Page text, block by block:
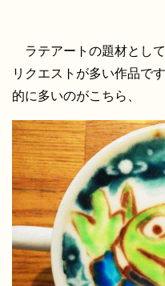
ラテアートの題材とし
リクエストが多い作品で
的に多いのがこちら、